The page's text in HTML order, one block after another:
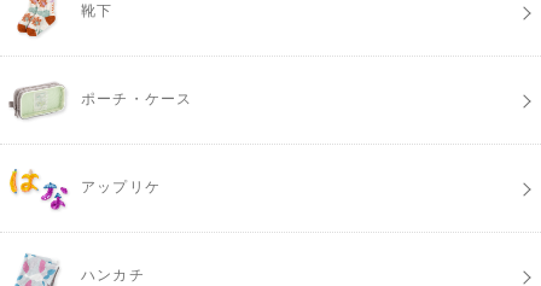
靴下
ポーチ・ケース
アップリケ
ハンカチ